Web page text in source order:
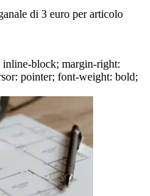
di 3 euro per articolo
block; margin-right:
pointer; font-weight: bold;